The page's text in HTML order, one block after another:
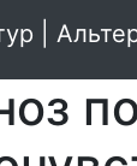
|